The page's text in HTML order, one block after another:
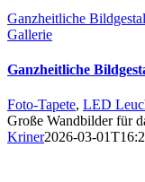
Ganzheitliche
Gallerie
Ganzheitliche
Foto-Tapete, LED
Große Wandbilder für
Kriner2026-03-